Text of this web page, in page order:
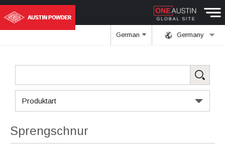
Germany
German
Produktart
Sprengschnur